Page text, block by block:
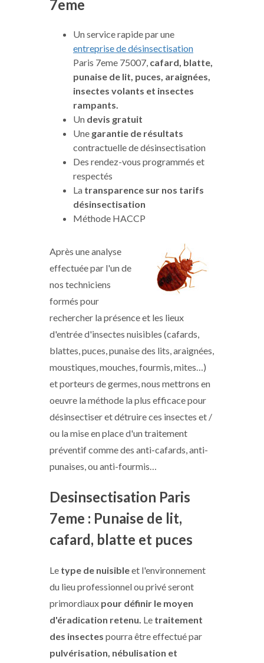
7eme
Un service rapide par une
entreprise de désinsectisation
Paris 7eme 75007, cafard, blatte,
punaise de lit, puces, araignées,
insectes volants et insectes
rampants.
Un devis gratuit
Une garantie de résultats
contractuelle de désinsectisation
Des rendez-vous programmés et
respectés
La transparence sur nos tarifs
désinsectisation
Méthode HACCP
Après une analyse
effectuée par l'un de
nos techniciens
formés pour
rechercher la présence et les lieux
d'entrée d'insectes nuisibles (cafards,
blattes, puces, punaise des lits, araignées,
moustiques, mouches, fourmis, mites…)
et porteurs de germes, nous mettrons en
oeuvre la méthode la plus efficace pour
désinsectiser et détruire ces insectes et /
ou la mise en place d'un traitement
préventif comme des anti-cafards, anti-
punaises, ou anti-fourmis…
Desinsectisation Paris
7eme : Punaise de lit,
cafard, blatte et puces
Le type de nuisibleet l'environnement
du lieu professionnel ou privé seront
primordiaux pour définir le moyen
d'éradication retenu. Le traitement
des insectes pourra être effectué par
pulvérisation, nébulisation et